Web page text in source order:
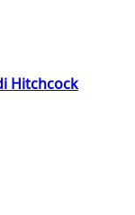
Hitchcock